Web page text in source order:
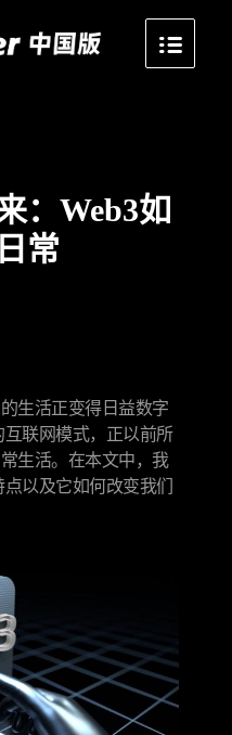
：Web3如
常
生活正变得日益数字
互联网模式，正以前所
生活。在本文中，我
以及它如何改变我们